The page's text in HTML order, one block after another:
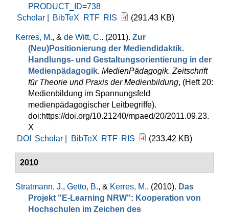
PRODUCT_ID=738
Scholar |
BibTeX RTF RIS (291.43 KB)
Kerres, M., & de Witt, C.. (2011). Zur
(Neu)Positionierung der Mediendidaktik.
Handlungs- und Gestaltungsorientierung in der
Medienpädagogik. MedienPädagogik. Zeitschrift
für Theorie und Praxis der Medienbildung, (Heft 20:
Medienbildung im Spannungsfeld
medienpädagogischer Leitbegriffe).
doi:https://doi.org/10.21240/mpaed/20/2011.09.23.
X
DOI
Scholar | BibTeX RTF RIS (233.42 KB)
2010
Stratmann, J., Getto, B., & Kerres, M.. (2010). Das
Projekt "E-Learning NRW": Kooperation von
Hochschulen im Zeichen des